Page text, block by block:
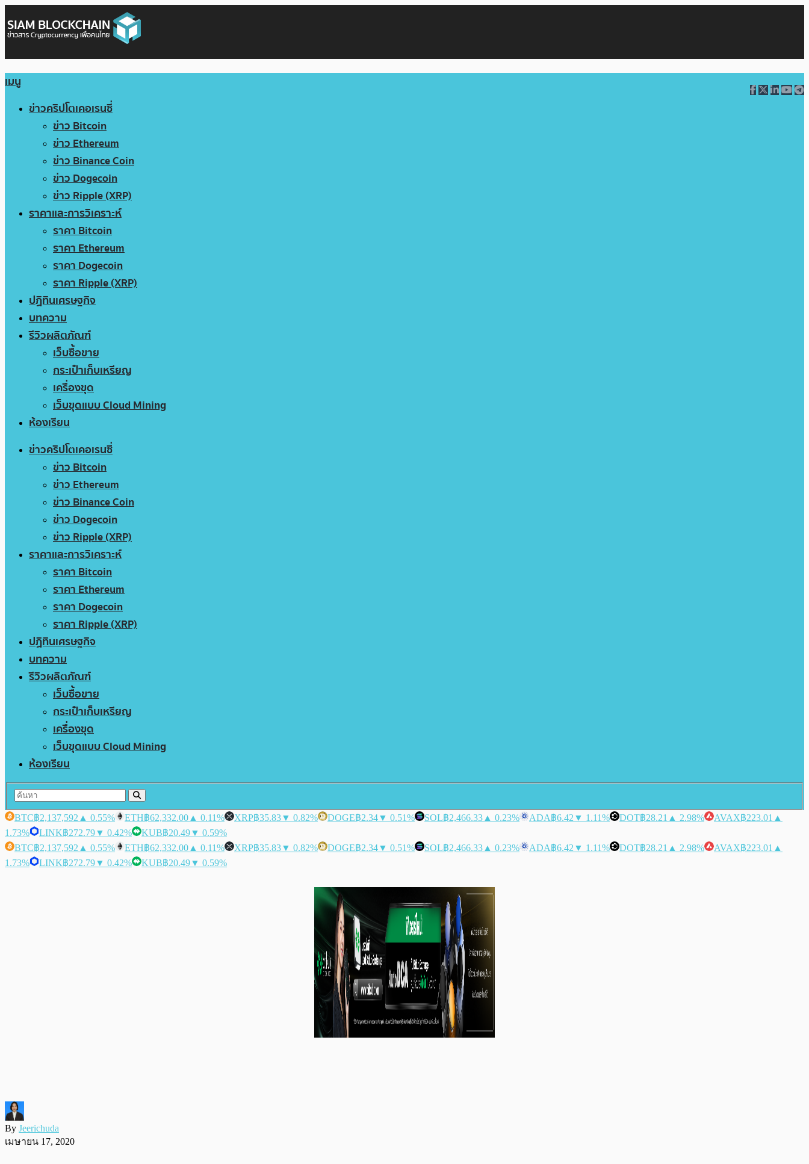
เมนู
ข่าวคริปโตเคอเรนซี่
ข่าว Bitcoin
ข่าว Ethereum
ข่าว Binance Coin
ข่าว Dogecoin
ข่าว Ripple (XRP)
ราคาและการวิเคราะห์
ราคา Bitcoin
ราคา Ethereum
ราคา Dogecoin
ราคา Ripple (XRP)
ปฏิทินเศรษฐกิจ
บทความ
รีวิวผลิตภัณฑ์
เว็บซื้อขาย
กระเป๋าเก็บเหรียญ
เครื่องขุด
เว็บขุดแบบ Cloud Mining
ห้องเรียน
ข่าวคริปโตเคอเรนซี่
ข่าว Bitcoin
ข่าว Ethereum
ข่าว Binance Coin
ข่าว Dogecoin
ข่าว Ripple (XRP)
ราคาและการวิเคราะห์
ราคา Bitcoin
ราคา Ethereum
ราคา Dogecoin
ราคา Ripple (XRP)
ปฏิทินเศรษฐกิจ
บทความ
รีวิวผลิตภัณฑ์
เว็บซื้อขาย
กระเป๋าเก็บเหรียญ
เครื่องขุด
เว็บขุดแบบ Cloud Mining
ห้องเรียน
BTC฿2,137,592 ▲ 0.55% ETH฿62,332.00 ▲ 0.11% XRP฿35.83▼ 0.82% DOGE฿2.34▼ 0.51% SOL฿2,466.33 ▲ 0.23% ADA฿6.42 ▼ 1.11% DOT฿28.21 ▲ 2.98% AVAX฿223.01 ▲
1.73%
LINK฿272.79▼ 0.42% KUB฿20.49▼ 0.59%
BTC฿2,137,592 ▲ 0.55% ETH฿62,332.00 ▲ 0.11% XRP฿35.83▼ 0.82% DOGE฿2.34▼ 0.51% SOL฿2,466.33 ▲ 0.23% ADA฿6.42 ▼ 1.11% DOT฿28.21 ▲ 2.98% AVAX฿223.01 ▲
1.73%
LINK฿272.79▼ 0.42% KUB฿20.49▼ 0.59%
By Jeerichuda
เมษายน 17, 2020